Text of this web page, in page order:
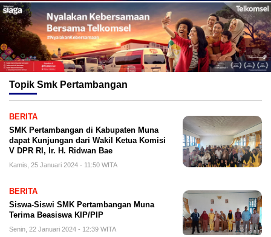
Topik Smk Pertambangan
BERITA
SMK Pertambangan di Kabupaten Muna
dapat Kunjungan dari Wakil Ketua Komisi
V DPR RI, Ir. H. Ridwan Bae
Kamis, 25 Januari 2024 - 11:50 WITA
BERITA
Siswa-Siswi SMK Pertambangan Muna
Terima Beasiswa KIP/PIP
Senin, 22 Januari 2024 - 12:39 WITA